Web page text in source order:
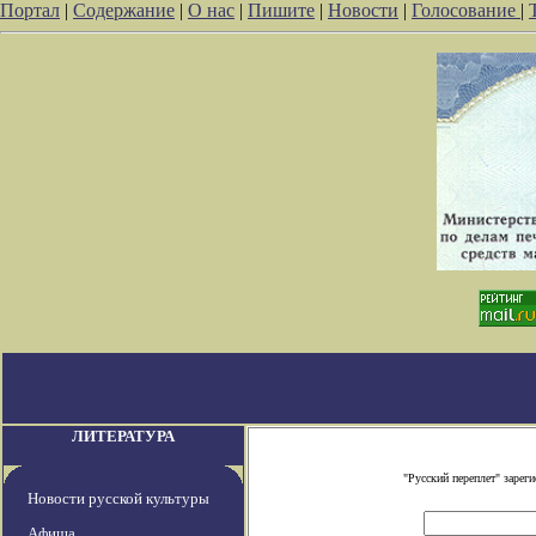
Портал | Содержание | О нас | Пишите | Новости | Голосование |
ЛИТЕРАТУРА
Новости русской культуры
"Русский переплет"